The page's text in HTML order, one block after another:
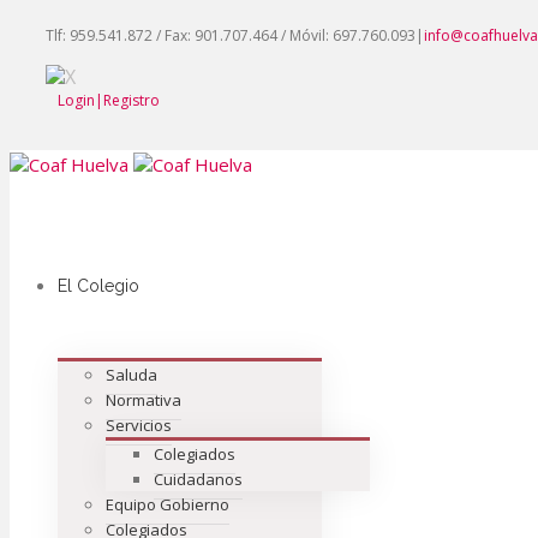
Tlf: 959.541.872 / Fax: 901.707.464 / Móvil: 697.760.093 |
Login|Registro
El Colegio
Saluda
Normativa
Servicios
Colegiados
Cuidadanos
Equipo Gobierno
Colegiados